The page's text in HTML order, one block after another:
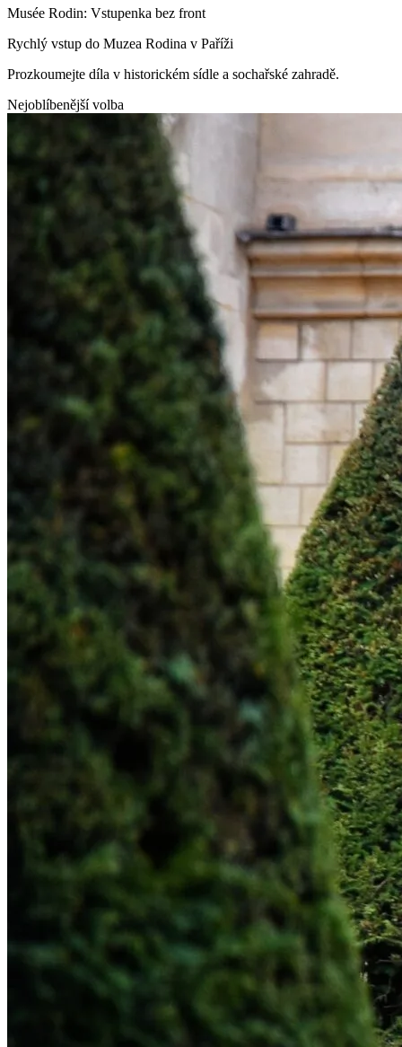
Musée Rodin: Vstupenka bez front
Rychlý vstup do Muzea Rodina v Paříži
Prozkoumejte díla v historickém sídle a sochařské zahradě.
Nejoblíbenější volba